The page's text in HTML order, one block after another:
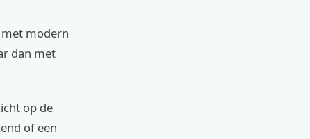
modern
dan met
op de
of een